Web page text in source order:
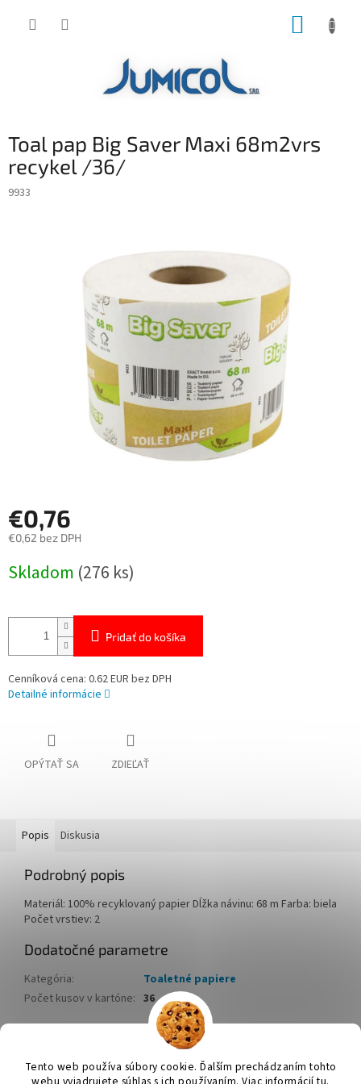
Tento web používa súbory cookie. Ďalším prechádzaním tohto
Toal pap Big Saver Maxi 68m2vrs
recykel /36/
9933
€0,76
€0,62 bez DPH
cena:
Skladom (276 ks)
Pridať do košíka
Cenníková cena: 0.62 EUR bez DPH
Detailné informácie
OPÝTAŤ SA ZDIEĽAŤ
Popis Diskusia
Podrobný popis
Materiál: 100% recyklovaný papier Dĺžka návinu: 68 m Farba: biela
Počet vrstiev: 2
Dodatočné parametre
Kategória:
Toaletné papiere
Počet kusov v kartóne: 36
Vytvoril Shoptet